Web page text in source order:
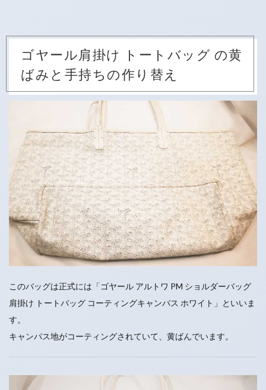
ゴヤール肩掛け トートバッグ の黄
ばみと手持ちの作り替え
このバッグは正式には「ゴヤール アルトワ PM ショルダーバッグ
肩掛け トートバッグ コーティングキャンバス ホワイト」といいま
す。
キャンパス地がコーティングされていて、黄ばんでいます。